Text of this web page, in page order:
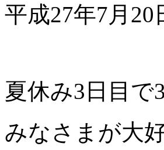
平成27年7
夏休み3日目
みなさまが大